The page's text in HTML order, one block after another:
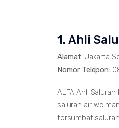
1. Ahli
Alamat: Jakarta
Nomor Telepon:
ALFA Ahli
saluran air wc